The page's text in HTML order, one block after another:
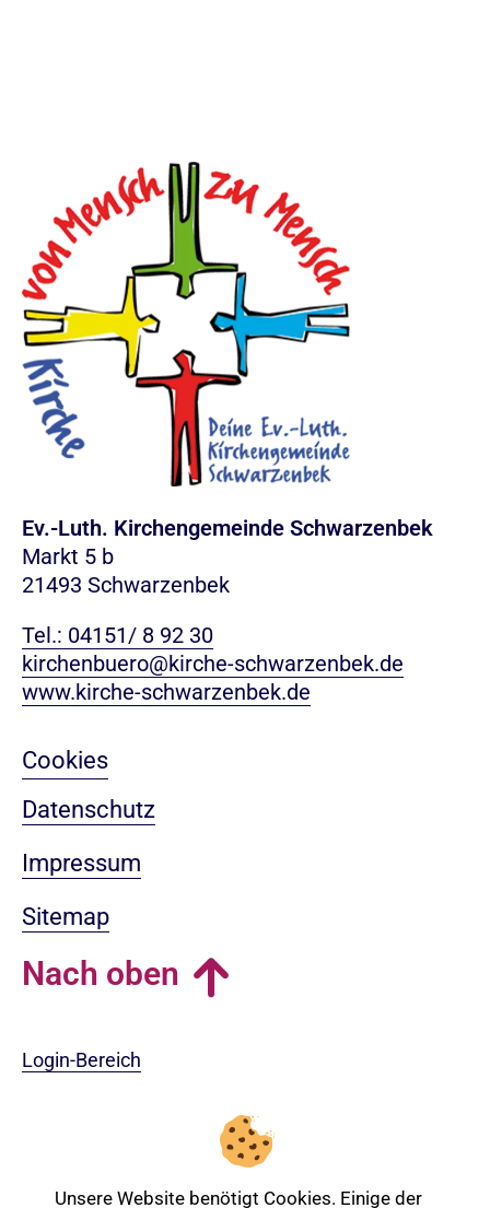
Ev.-Luth. Kirchengemeinde Schwarzenbek
Markt 5 b
21493 Schwarzenbek
Tel.: 04151/ 8 92 30
kirchenbuero@kirche-schwarzenbek.de
www.kirche-schwarzenbek.de
Cookies
Datenschutz
Impressum
Sitemap
Nach oben
Login-Bereich
Unsere Website benötigt Cookies. Einige der